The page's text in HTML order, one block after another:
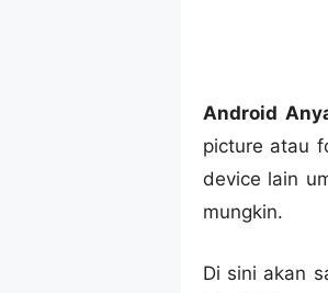
Android
picture atau
device lain
mungkin.
Di sini akan